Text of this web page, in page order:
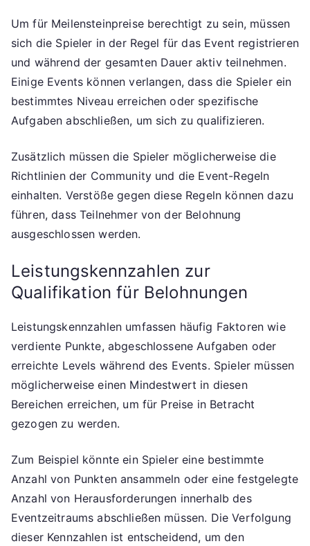
Um für Meilensteinpreise berechtigt zu sein, müssen
sich die Spieler in der Regel für das Event registrieren
und während der gesamten Dauer aktiv teilnehmen.
Einige Events können verlangen, dass die Spieler ein
bestimmtes Niveau erreichen oder spezifische
Aufgaben abschließen, um sich zu qualifizieren.
Zusätzlich müssen die Spieler möglicherweise die
Richtlinien der Community und die Event-Regeln
einhalten. Verstöße gegen diese Regeln können dazu
führen, dass Teilnehmer von der Belohnung
ausgeschlossen werden.
Leistungskennzahlen zur
Qualifikation für Belohnungen
Leistungskennzahlen umfassen häufig Faktoren wie
verdiente Punkte, abgeschlossene Aufgaben oder
erreichte Levels während des Events. Spieler müssen
möglicherweise einen Mindestwert in diesen
Bereichen erreichen, um für Preise in Betracht
gezogen zu werden.
Zum Beispiel könnte ein Spieler eine bestimmte
Anzahl von Punkten ansammeln oder eine festgelegte
Anzahl von Herausforderungen innerhalb des
Eventzeitraums abschließen müssen. Die Verfolgung
dieser Kennzahlen ist entscheidend, um den